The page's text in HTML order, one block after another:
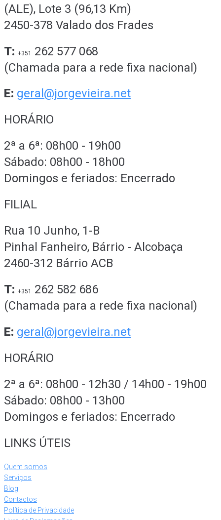
(ALE), Lote 3 (96,13 Km)
2450-378 Valado dos Frades
T: +351
262 577 068
(Chamada para a rede fixa nacional)
E: geral@jorgevieira.net
HORÁRIO
2ª a 6ª: 08h00 - 19h00
Sábado: 08h00 - 18h00
Domingos e feriados: Encerrado
FILIAL
Rua 10 Junho, 1-B
Pinhal Fanheiro, Bárrio - Alcobaça
2460-312 Bárrio ACB
T: +351
262 582 686
(Chamada para a rede fixa nacional)
E: geral@jorgevieira.net
HORÁRIO
2ª a 6ª: 08h00 - 12h30 / 14h00 - 19h00
Sábado: 08h00 - 13h00
Domingos e feriados: Encerrado
LINKS ÚTEIS
Quem somos
Serviços
Blog
Contactos
Política de Privacidade